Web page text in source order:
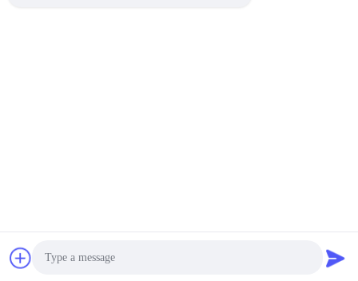
Chengdu Chelation Biology Technology Co., Ltd. すべて 権利は保